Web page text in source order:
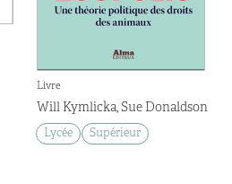
Livre
Will Kymlicka, Sue Donaldson
Lycée Supérieur